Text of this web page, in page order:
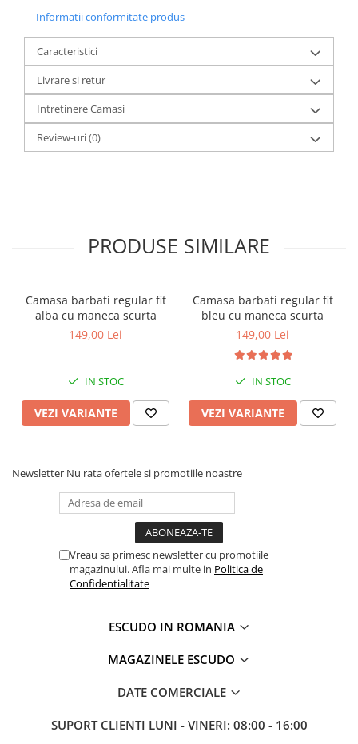
Informatii conformitate produs
Caracteristici
Livrare si retur
Intretinere Camasi
Review-uri(0)
PRODUSE SIMILARE
Camasa barbati regular fit
alba cu maneca scurta
149,00 Lei
IN STOC
VEZI VARIANTE
Camasa barbati regular fit
bleu cu maneca scurta
149,00 Lei
IN STOC
VEZI VARIANTE
Newsletter Nu rata ofertele si promotiile noastre
Vreau sa primesc newsletter cu promotiile
magazinului. Afla mai multe in Politica de
Confidentialitate
ESCUDO IN ROMANIA
MAGAZINELE ESCUDO
DATE COMERCIALE
SUPORT CLIENTI LUNI - VINERI: 08:00 - 16:00